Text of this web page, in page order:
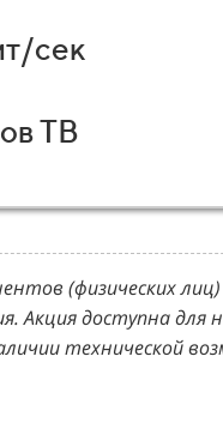
сек
ТВ
(физических
Акция доступна для
технической